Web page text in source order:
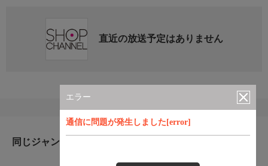
エラー
通信に問題が発生しました[error]
直近の放送予定はありません
同じジャンルのおすすめ番組